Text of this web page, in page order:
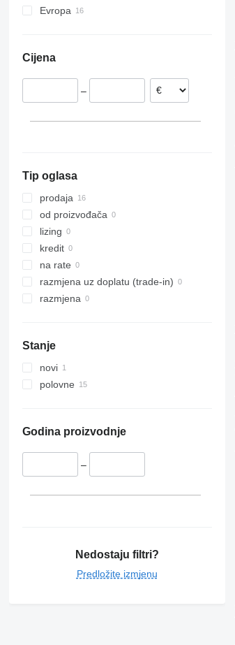
Evropa
Cijena
–
Tip oglasa
prodaja
od proizvođača
lizing
kredit
na rate
razmjena uz doplatu (trade-in)
razmjena
Stanje
novi
polovne
Godina proizvodnje
–
Nedostaju filtri?
Predložite izmjenu